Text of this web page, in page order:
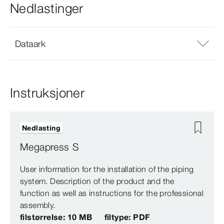
Nedlastinger
Dataark
Instruksjoner
Megapress S
User information for the installation of the piping
system. Description of the product and the
function as well as instructions for the professional
assembly.
filstørrelse: 10 MB
filtype: PDF
Nedlasting